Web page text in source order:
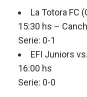
La Totora FC
15:30 hs –
Serie: 0-1
EFI Juniors
16:00 hs
Serie: 0-0